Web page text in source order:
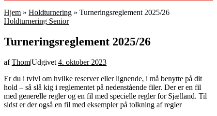
Hjem » Holdturnering » Turneringsreglement 2025/26
Holdturnering Senior
Turneringsreglement 2025/26
afThom|Udgivet 4. oktober 2023
Er du i tvivl om hvilke reserver eller lignende, i må benytte på dit
hold – så slå kig i reglementet på nedenstående filer. Der er en fil
med generelle regler og en fil med specielle regler for Sjælland. Til
sidst er der også en fil med eksempler på tolkning af regler